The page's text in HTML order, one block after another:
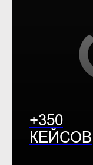
+350
КЕЙСОВ